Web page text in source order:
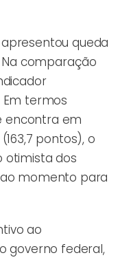
queda
Na comparação
Em termos
encontra em
pontos), o
otimista dos
momento para
ao
governo federal,